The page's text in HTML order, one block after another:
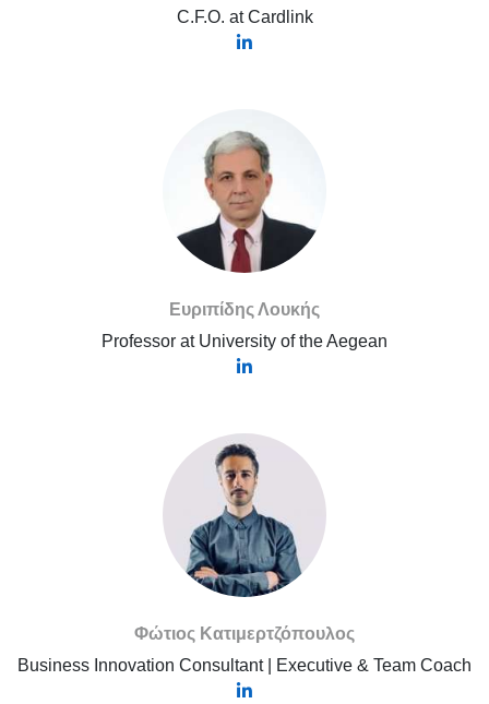
C.F.O. at Cardlink
Ευριπίδης Λουκής
Professor at University of the Aegean
Φώτιος Κατιμερτζόπουλος
Business Innovation Consultant | Executive & Team Coach